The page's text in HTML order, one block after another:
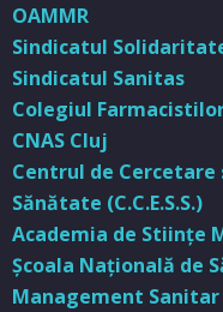
OAMMR
Sindicatul
Sindicatul Sanitas
Colegiul
CNAS Cluj
Centrul de Cercetare
Sănătate (C.C.E.S.S.)
Academia de Stiinţe
Şcoala Naţională de
Management Sanitar